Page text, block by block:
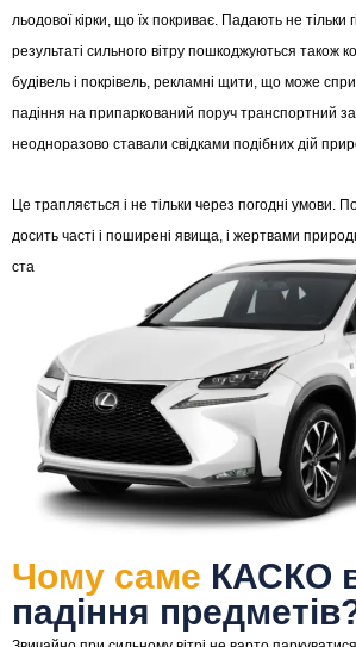
льодової кірки, що їх покриває. Падають не тільки
результаті сильного вітру пошкоджуються також
будівель і покрівель, рекламні щити, що може
падіння на припаркований поруч транспортний
неодноразово ставали свідками подібних дій
Це трапляється і не тільки через погодні умови.
досить часті і поширені явища, і жертвами
стають автомобілі.
Чому саме КАСКО
падіння